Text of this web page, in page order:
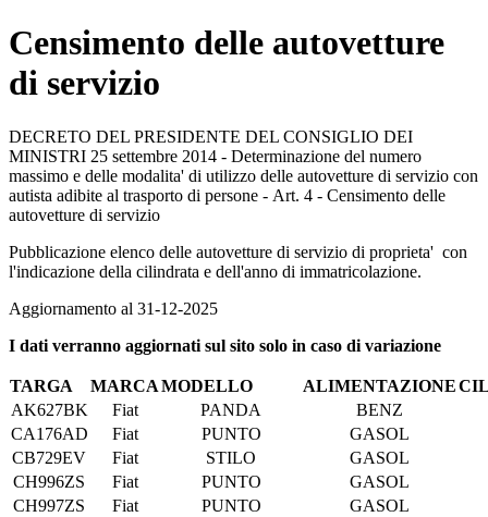
Censimento delle autovetture
di servizio
DECRETO DEL PRESIDENTE DEL CONSIGLIO DEI
MINISTRI 25 settembre 2014 - Determinazione del numero
massimo e delle modalita' di utilizzo delle autovetture di servizio con
autista adibite al trasporto di persone - Art. 4 - Censimento delle
autovetture di servizio
Pubblicazione elenco delle autovetture di servizio di proprieta' con
l'indicazione della cilindrata e dell'anno di immatricolazione.
Aggiornamento al 31-12-2025
I dati verranno aggiornati sul sito solo in caso di variazione
TARGA MARCAMODELLO ALIMENTAZIONE
AK627BK
Fiat PANDA
BENZ
CA176AD
Fiat PUNTO
GASOL
CB729EV
Fiat STILO
GASOL
CH996ZS
Fiat PUNTO
GASOL
CH997ZS
Fiat PUNTO
GASOL